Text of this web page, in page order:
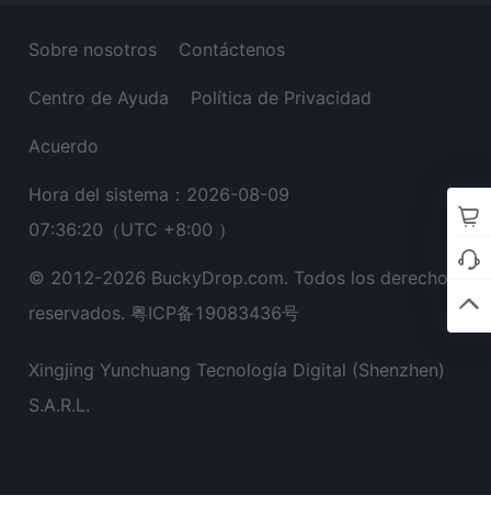
Sobre nosotros Contáctenos
Centro de Ayuda Política de Privacidad
Acuerdo
Hora del sistema：2026-08-09
07:36:20 （UTC +8:00 ）
© 2012-2026 BuckyDrop.com. Todos los derechos
reservados. 粤ICP备19083436号
Xingjing Yunchuang Tecnología Digital (Shenzhen)
S.A.R.L.